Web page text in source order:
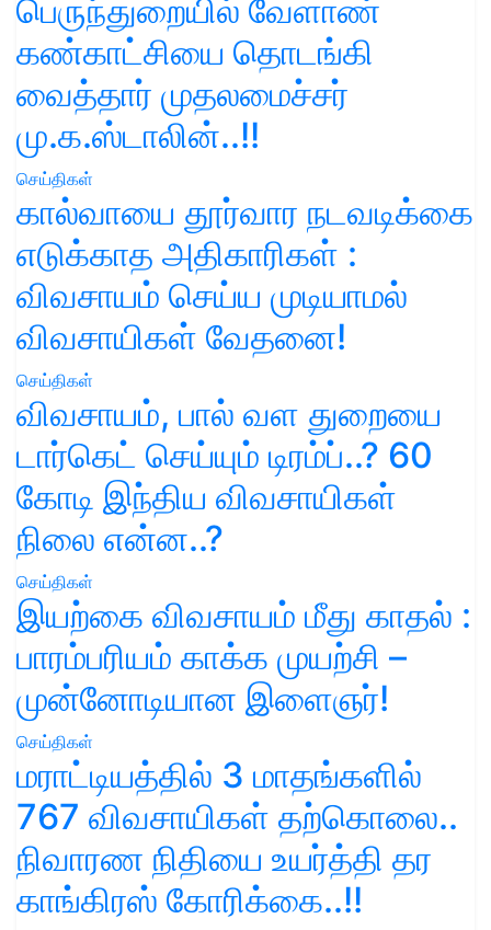
பெருந்துறையில் வேளாண்
கண்காட்சியை தொடங்கி
வைத்தார் முதலமைச்சர்
மு.க.ஸ்டாலின்..!!
செய்திகள்
கால்வாயை தூர்வார நடவடிக்கை
எடுக்காத அதிகாரிகள் :
விவசாயம் செய்ய முடியாமல்
விவசாயிகள் வேதனை!
செய்திகள்
விவசாயம், பால் வள துறையை
டார்கெட் செய்யும் டிரம்ப்..? 60
கோடி இந்திய விவசாயிகள்
நிலை என்ன..?
செய்திகள்
இயற்கை விவசாயம் மீது காதல் :
பாரம்பரியம் காக்க முயற்சி –
முன்னோடியான இளைஞர்!
செய்திகள்
மராட்டியத்தில் 3 மாதங்களில்
767 விவசாயிகள் தற்கொலை..
நிவாரண நிதியை உயர்த்தி தர
காங்கிரஸ் கோரிக்கை..!!